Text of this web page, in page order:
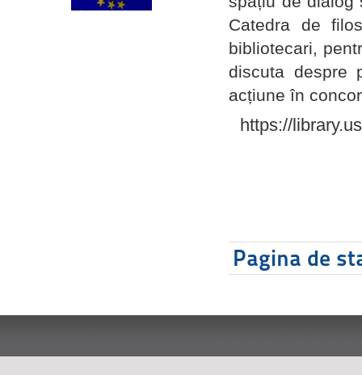
Catedra de
bibliotecari,
discuta despre
acțiune în
https://
Pagina de